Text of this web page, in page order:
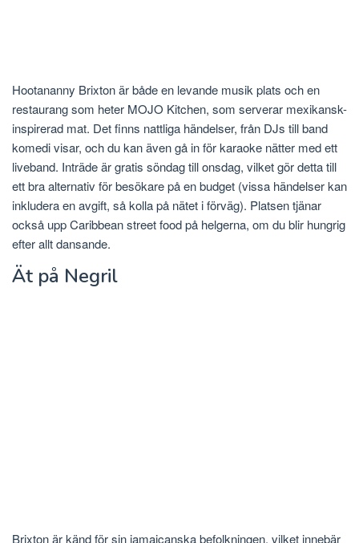
Hootananny Brixton är både en levande musik plats och en
restaurang som heter MOJO Kitchen, som serverar mexikansk-
inspirerad mat. Det finns nattliga händelser, från DJs till band
komedi visar, och du kan även gå in för karaoke nätter med ett
liveband. Inträde är gratis söndag till onsdag, vilket gör detta till
ett bra alternativ för besökare på en budget (vissa händelser kan
inkludera en avgift, så kolla på nätet i förväg). Platsen tjänar
också upp Caribbean street food på helgerna, om du blir hungrig
efter allt dansande.
Ät på Negril
Brixton är känd för sin jamaicanska befolkningen, vilket innebär